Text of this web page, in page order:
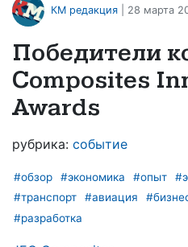
КМ редакция | 28 марта
Победители
Composites
Awards
рубрика: событие
#обзор #экономика #опыт
#транспорт
#авиация
#разработка